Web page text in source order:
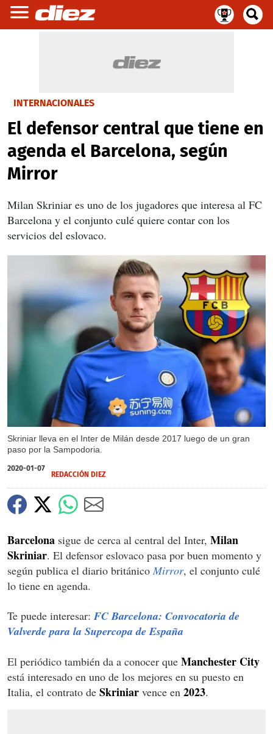
INTERNACIONALES
El defensor central que tiene en
agenda el Barcelona, según
Mirror
Milan Skriniar es uno de los jugadores que interesa al FC
Barcelona y el conjunto culé quiere contar con los
servicios del eslovaco.
Skriniar lleva en el Inter de Milán desde 2017 luego de un gran
paso por la Sampodoria.
2020-01-07
REDACCIÓN DIEZ
Barcelona sigue de cerca al central del Inter, Milan
Skriniar. El defensor eslovaco pasa por buen momento y
según publica el diario británico Mirror, el conjunto culé
lo tiene en agenda.
Te puede interesar: FC Barcelona: Convocatoria de
Valverde para la Supercopa de España
El periódico también da a conocer que Manchester City
está interesado en uno de los mejores en su puesto en
Italia, el contrato de Skriniar vence en 2023.